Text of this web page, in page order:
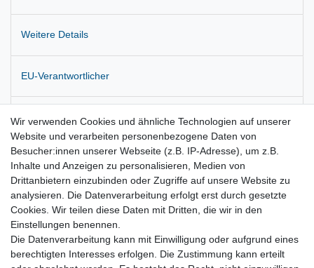
Weitere Details
EU-Verantwortlicher
Hersteller
Zustandsbeschreibung: Nie verbaut gewesen. Lagerspuren
Hergestellt von Hella für Audi. Originalteil.
Wir verwenden Cookies und ähnliche Technologien auf unserer
Website und verarbeiten personenbezogene Daten von
Besucher:innen unserer Webseite (z.B. IP-Adresse), um z.B.
Inhalte und Anzeigen zu personalisieren, Medien von
Drittanbietern einzubinden oder Zugriffe auf unsere Website zu
analysieren. Die Datenverarbeitung erfolgt erst durch gesetzte
Cookies. Wir teilen diese Daten mit Dritten, die wir in den
Einstellungen benennen.
Die Datenverarbeitung kann mit Einwilligung oder aufgrund eines
berechtigten Interesses erfolgen. Die Zustimmung kann erteilt